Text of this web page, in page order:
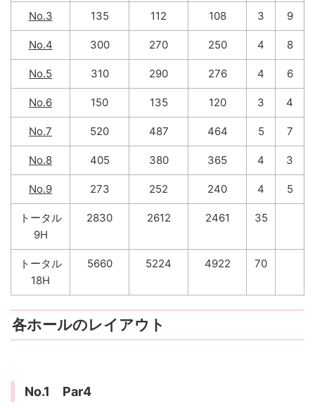
No.3 135 112 108 3 9
No.4 300 270 250 4 8
No.5 310 290 276 4 6
No.6 150 135 120 3 4
No.7 520 487 464 5 7
No.8 405 380 365 4 3
No.9 273 252 240 4 5
トータル
9H
2830 2612 2461 35
トータル
18H
5660 5224 4922 70
各ホールのレイアウト
No.1 Par4